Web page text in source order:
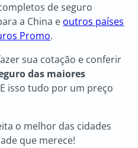
de seguro
a China e outros países
Promo.
sua cotação e conferir
das maiores
isso tudo por um preço
o melhor das cidades
que merece!